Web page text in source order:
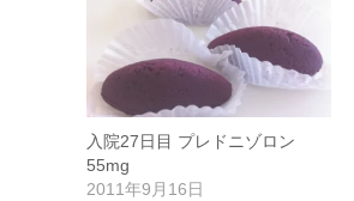
入院27日目 プレドニゾロン
55mg
2011年9月16日